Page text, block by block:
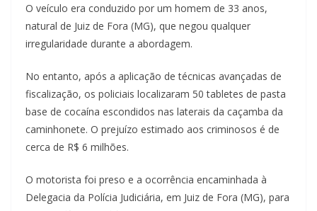
O veículo era conduzido por um homem de 33 anos,
natural de Juiz de Fora (MG), que negou qualquer
irregularidade durante a abordagem.
No entanto, após a aplicação de técnicas avançadas de
fiscalização, os policiais localizaram 50 tabletes de pasta
base de cocaína escondidos nas laterais da caçamba da
caminhonete. O prejuízo estimado aos criminosos é de
cerca de R$ 6 milhões.
O motorista foi preso e a ocorrência encaminhada à
Delegacia da Polícia Judiciária, em Juiz de Fora (MG), para